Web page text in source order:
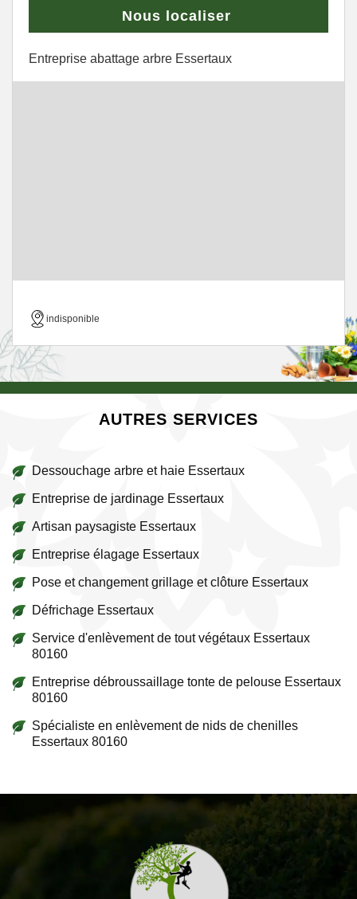
Nous localiser
Entreprise abattage arbre Essertaux
indisponible
AUTRES SERVICES
Dessouchage arbre et haie Essertaux
Entreprise de jardinage Essertaux
Artisan paysagiste Essertaux
Entreprise élagage Essertaux
Pose et changement grillage et clôture Essertaux
Défrichage Essertaux
Service d'enlèvement de tout végétaux Essertaux
80160
Entreprise débroussaillage tonte de pelouse Essertaux
80160
Spécialiste en enlèvement de nids de chenilles
Essertaux 80160